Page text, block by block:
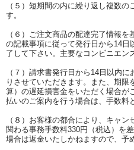
（５）短期間の内に繰り返し複数
す。
（６）ご注文商品の配達完了情報
の記載事項に従って発行日から14
了して下さい。主要なコンビニエン
（７）請求書発行日から14日以内
りさせていただきます。また、期
算）の遅延損害金をいただく場合が
払いのご案内を行う場合は、手数料
（８）お客様の都合により、キャ
関わる事務手数料330円（税込）を
場合は返金いたしかねますので、予